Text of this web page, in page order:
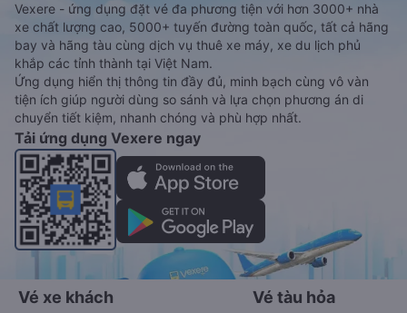
Vexere - ứng dụng đặt vé đa phương tiện với hơn 3000+ nhà
xe chất lượng cao, 5000+ tuyến đường toàn quốc, tất cả hãng
bay và hãng tàu cùng dịch vụ thuê xe máy, xe du lịch phủ
khắp các tỉnh thành tại Việt Nam.
Ứng dụng hiển thị thông tin đầy đủ, minh bạch cùng vô vàn
tiện ích giúp người dùng so sánh và lựa chọn phương án di
chuyển tiết kiệm, nhanh chóng và phù hợp nhất.
Tải ứng dụng Vexere ngay
Vé xe khách Vé tàu hỏa